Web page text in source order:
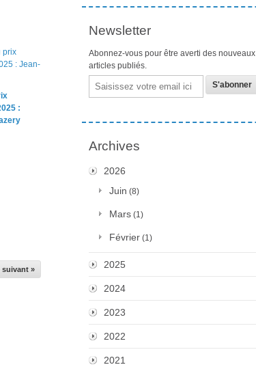
:
suivant »
Newsletter
Abonnez-vous pour être averti des nouveaux
articles publiés.
Email
Archives
2026
Juin (8)
Mars (1)
Février (1)
2025
2024
2023
2022
2021